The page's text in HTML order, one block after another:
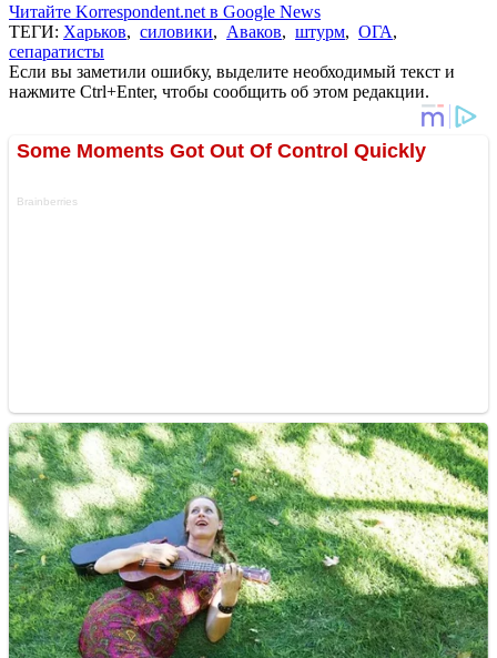
Читайте Korrespondent.net в Google News
ТЕГИ: Харьков, силовики, Аваков, штурм, ОГА,
сепаратисты
Если вы заметили ошибку, выделите необходимый текст и
нажмите Ctrl+Enter, чтобы сообщить об этом редакции.